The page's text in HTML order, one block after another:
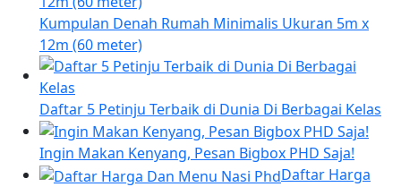
Kumpulan Denah Rumah Minimalis Ukuran 5m x
12m (60 meter)
Daftar 5 Petinju Terbaik di Dunia Di Berbagai Kelas
Ingin Makan Kenyang, Pesan Bigbox PHD Saja!
Daftar Harga